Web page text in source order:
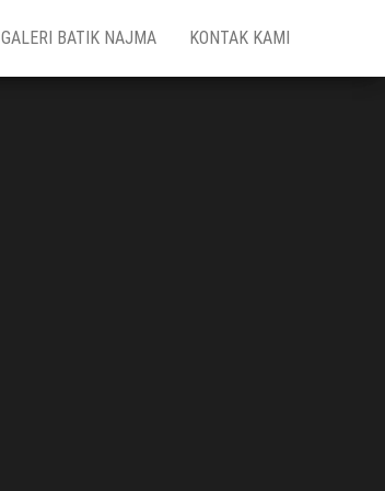
GALERI BATIK NAJMA KONTAK KAMI